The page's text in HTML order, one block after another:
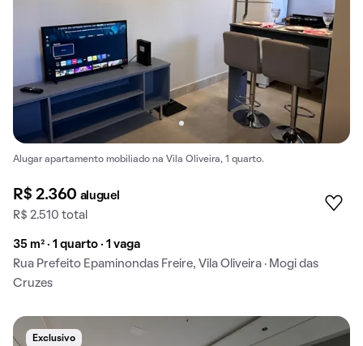
Alugar apartamento mobiliado na Vila Oliveira, 1 quarto.
R$ 2.360 aluguel
R$ 2.510 total
35 m² · 1 quarto · 1 vaga
Rua Prefeito Epaminondas Freire, Vila Oliveira · Mogi das
Cruzes
Exclusivo